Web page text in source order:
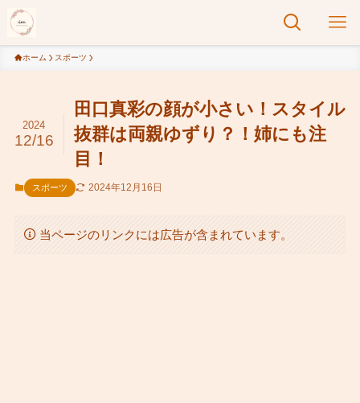
ホーム スポーツ
田口真彩の顔が小さい！スタイル
抜群は両親ゆずり？！姉にも注
目！
2024
12/16
スポーツ 2024年12月16日
当ページのリンクには広告が含まれています。